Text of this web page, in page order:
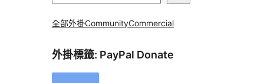
全部外掛CommunityCommercial
外掛標籤: PayPal Donate